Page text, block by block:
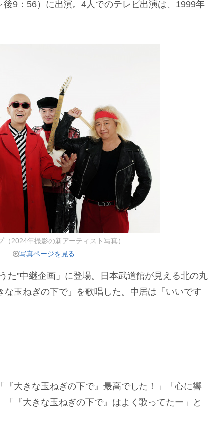
後9：56）に出演。4人でのテレビ出演は、1999年
（2024年撮影の新アーティスト写真）
写真ページを見る
た”中継企画」に登場。日本武道館が見える北の丸
な玉ねぎの下で」を歌唱した。中居は「いいです
大きな玉ねぎの下で』最高でした！」「心に響
「『大きな玉ねぎの下で』はよく歌ってたー」と